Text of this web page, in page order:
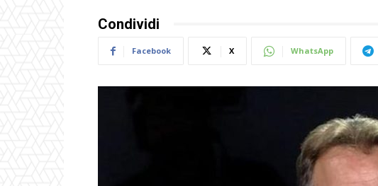
Condividi
Facebook X WhatsApp